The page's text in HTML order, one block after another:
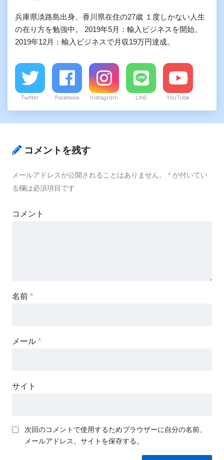
兵庫県淡路島出身、香川県在住の27歳 １度しかない人生
の在り方を勉強中。 2019年5月：輸入ビジネスを開始。
2019年12月：輸入ビジネスで月収19万円達成。
Twitter Facebook Instagram LINE YouTube
コメントを残す
メールアドレスが公開されることはありません。 * が付いてい
る欄は必須項目です
コメント
名前 *
メール *
サイト
次回のコメントで使用するためブラウザーに自分の名前、
メールアドレス、サイトを保存する。